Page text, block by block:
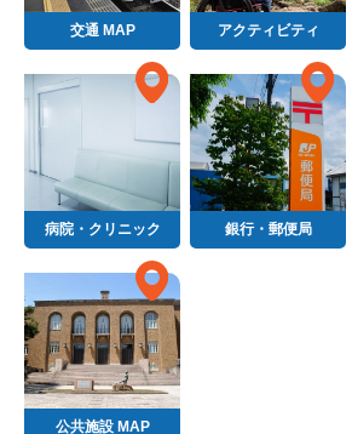
交通 MAP アクティビティ
病院・クリニック 銀行・郵便局
公共施設 MAP